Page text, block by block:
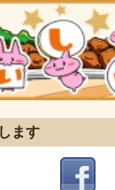
ます